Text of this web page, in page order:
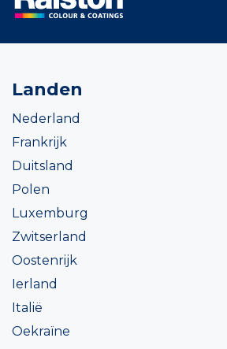
Landen
Nederland
Frankrijk
Duitsland
Polen
Luxemburg
Zwitserland
Oostenrijk
Ierland
Italië
Oekraïne